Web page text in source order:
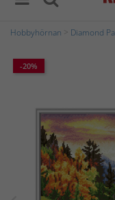
Hobbyhörnan Diamond
-20%